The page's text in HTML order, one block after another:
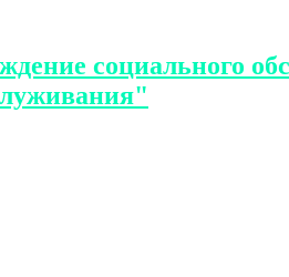
социального